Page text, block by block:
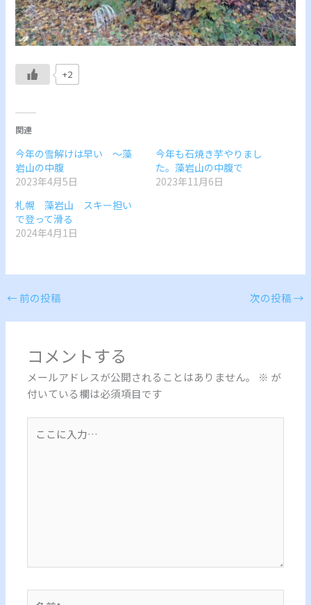
+2
関連
今年の雪解けは早い ～藻
岩山の中腹
2023年4月5日
今年も石焼き芋やりまし
た。藻岩山の中腹で
2023年11月6日
札幌 藻岩山 スキー担い
で登って滑る
2024年4月1日
← 前の投稿 次の投稿→
コメントする
メールアドレスが公開されることはありません。 ※ が
付いている欄は必須項目です